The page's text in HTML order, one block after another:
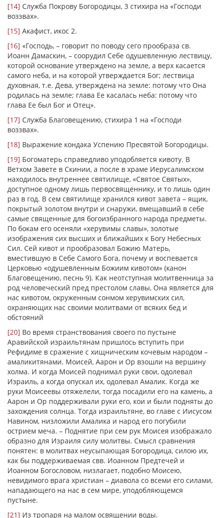
[14] Служба Покрову Богородицы, 3 стихира на «Господи
воззвах».
[15] Акафист, икос 2.
[16] «Господь, – говорит по поводу сего прообраза св.
Иоанн Дамаскин, – соорудил Себе одушевленную лествицу,
которой основание утверждено на земле, а верх касается
самого неба, и на которой утверждается Бог; лествица
духовная, т.е. Дева, утверждена на земле: потому что Она
родилась на земле; глава Ее касалась неба: потому что
глава Ее был Бог и Отец».
[17] Служба Благовещению, стихира 1 на «Господи
воззвах».
[18] Выражение кондака Успению Пресвятой Богородицы.
[19] Богоматерь справедливо уподобляется кивоту. В
Ветхом Завете в Скинии, а после в храме Иерусалимском
находилось внутреннее святилище, «Святое Святых»,
доступное одному лишь первосвященнику, и то лишь один
раз в год. В сем святилище хранился кивот завета – ящик,
покрытый золотом внутри и снаружи, вмещавший в себе
самые священные для богоизбранного народа предметы.
По бокам его осеняли «херувимы славы», золотые
изображения сих высших и ближайших к Богу Небесных
Сил. Сей кивот и прообразовал Божию Матерь,
вместившую в Себе Самого Бога, почему и воспевается
Церковью «одушевленным Божиим кивотом» (канон
Благовещению, песнь 9). Как неотступная молитвенница за
род человеческий пред престолом славы, Она является для
нас кивотом, окруженным сонмом херувимских сил,
охраняющих нас своими молитвами от всяких бед и
обстояний
[20] Во время странствования своего по пустыне
Аравийской израильтянам пришлось вступить при
Рефидиме в сражение с хищническим кочевым народом –
амаликитянами. Моисей, Аарон и Ор взошли на вершину
холма. И когда Моисей поднимал руки свои, одолевал
Израиль, а когда опускал их, одолевал Амалик. Когда же
руки Моисеевы отяжелели, тогда посадили его на камень, а
Аарон и Ор поддерживали руки его, кои и были подняты до
захождения солнца. Тогда израильтяне, во главе с Иисусом
Навином, низложили Амалика и народ его погубили
острием меча. – Поднятие при сем рук Моисея изображало
образно для Израиля силу молитвы. Смысл сравнения
понятен: в молитвах неусыпающая Богородица, силою их,
как бы поддерживаемая свв. Иоанном Предтечей и
Иоанном Богословом, низлагает, подобно Моисею,
невидимого врага христиан – диавола со всеми его силами,
нападающего на нас в сем мире, уподобляющемся
пустыне.
[21] Из тропаря на малом освящении воды.